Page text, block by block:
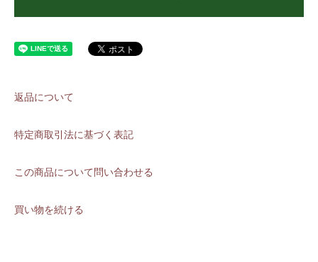
返品について
特定商取引法に基づく表記
この商品について問い合わせる
買い物を続ける